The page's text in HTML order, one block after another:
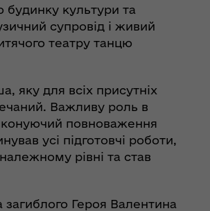
будинку культури та
супровід і живий
театру танцю
яку для всіх присутніх
Важливу роль в
повноваження
усі підготовчі роботи,
рівні та став
Героя Валентина